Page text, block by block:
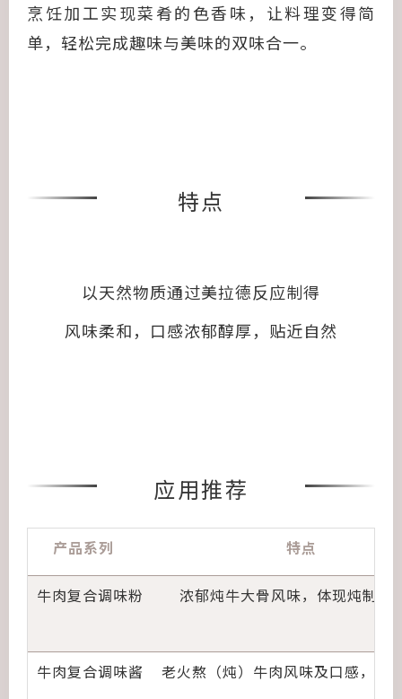
烹饪加工实现菜肴的色香味，让料理变得简
单，轻松完成趣味与美味的双味合一。
特点
以天然物质通过美拉德反应制得
风味柔和，口感浓郁醇厚，贴近自然
应用推荐
产品系列 特点
牛肉复合调味粉 浓郁炖牛大骨风味，体现炖制的
牛肉复合调味酱 老火熬（炖）牛肉风味及口感，肉